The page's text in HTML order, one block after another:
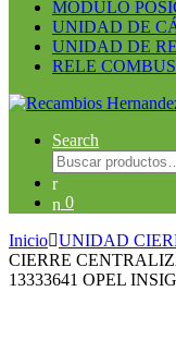
MODULO
UNIDAD DE
UNIDAD DE
RELE
Search
Buscar
por:
0
Inicio UNIDAD
CIERRE
13333641 OPEL